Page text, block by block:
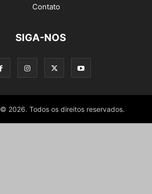
Contato
SIGA-NOS
© 2026. Todos os direitos reservados.